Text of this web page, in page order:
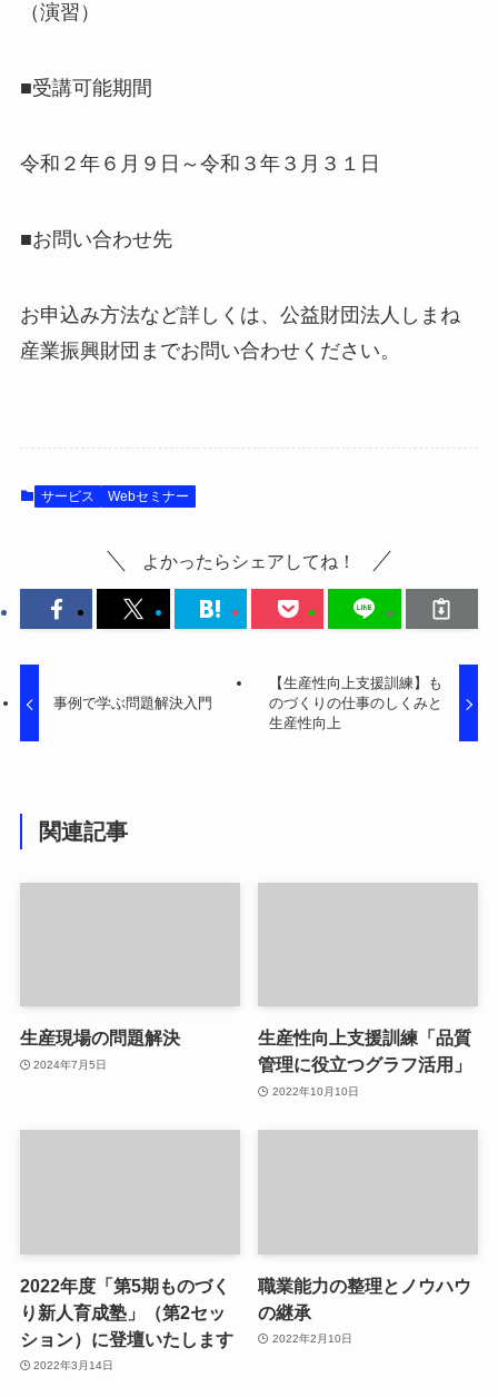
（演習）
■受講可能期間
令和２年６月９日～令和３年３月３１日
■お問い合わせ先
お申込み方法など詳しくは、公益財団法人しまね
産業振興財団までお問い合わせください。
サービス Webセミナー
よかったらシェアしてね！
事例で学ぶ問題解決入門
【生産性向上支援訓練】も
のづくりの仕事のしくみと
生産性向上
関連記事
生産現場の問題解決
2024年7月5日
生産性向上支援訓練「品質
管理に役立つグラフ活用」
2022年10月10日
2022年度「第5期ものづく
り新人育成塾」（第2セッ
ション）に登壇いたします
2022年3月14日
職業能力の整理とノウハウ
の継承
2022年2月10日